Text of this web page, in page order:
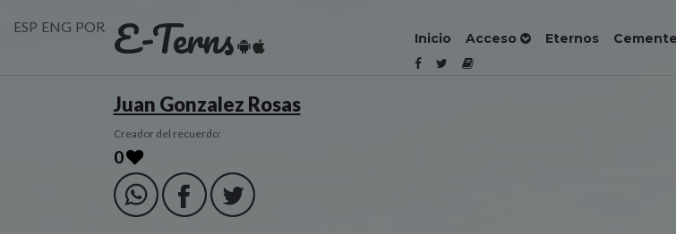
ESP ENG POR E-Terns Inicio Acceso Eternos
Juan Gonzalez Rosas
Creador del recuerdo:
0